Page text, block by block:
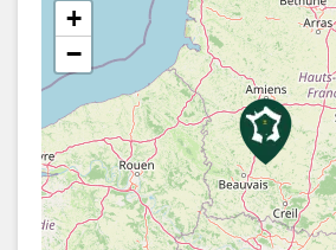
+
−